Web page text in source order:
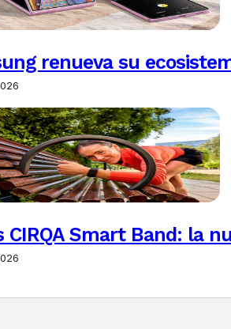
renueva su
CIRQA Smart Band: la